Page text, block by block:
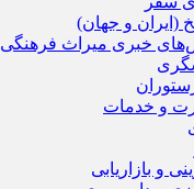
(ایران و جهان)
خبری میراث فرهنگی
و خدمات
و بازاریابی